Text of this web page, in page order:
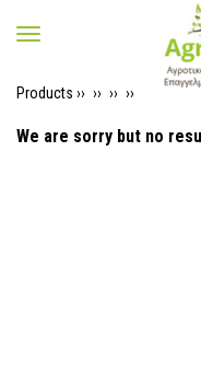
Products ›› ›› ›› ››
We are sorry but no